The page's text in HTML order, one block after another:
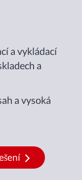
a vykládací
a
a vysoká